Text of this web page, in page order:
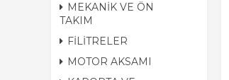
MEKANİK VE ÖN
TAKIM
FİLİTRELER
MOTOR AKSAMI